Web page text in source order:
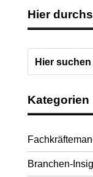
Hier
Kategorien
Branchen-